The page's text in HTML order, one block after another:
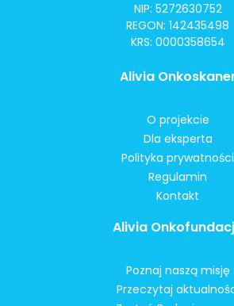
NIP: 5272630752
REGON: 142435498
KRS: 0000358654
Alivia
O projekcie
Dla eksperta
Polityka prywatności
Regulamin
Kontakt
Alivia
Poznaj naszą misję
Przeczytaj